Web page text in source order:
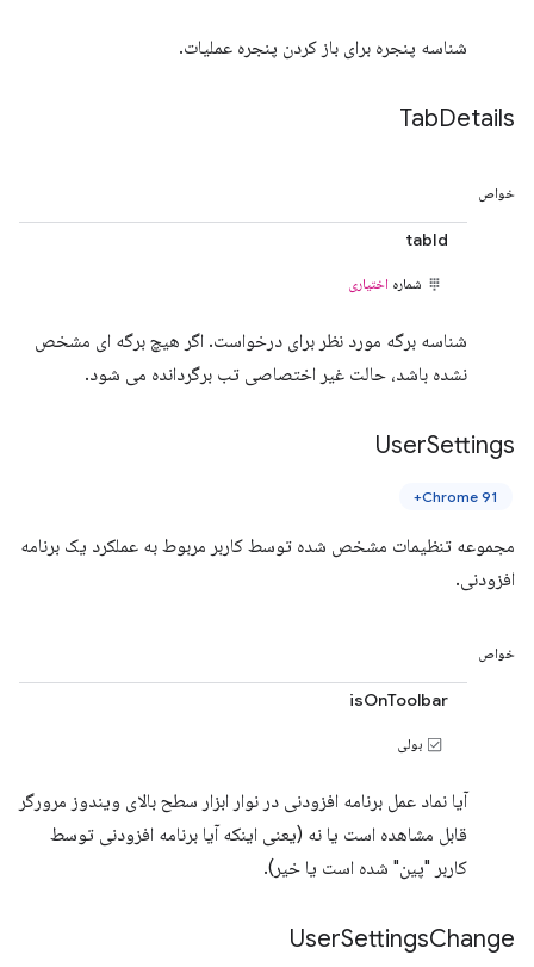
شناسه پنجره برای باز کردن پنجره عملیات.
TabDetails
خواص
tabId
شماره اختیاری
شناسه برگه مورد نظر برای درخواست. اگر هیچ برگه ای مشخص
نشده باشد، حالت غیر اختصاصی تب برگردانده می شود.
UserSettings
Chrome 91+
مجموعه تنظیمات مشخص شده توسط کاربر مربوط به عملکرد یک برنامه
افزودنی.
خواص
isOnToolbar
بولی
آیا نماد عمل برنامه افزودنی در نوار ابزار سطح بالای ویندوز مرورگر
قابل مشاهده است یا نه (یعنی اینکه آیا برنامه افزودنی توسط
کاربر "پین" شده است یا خیر).
UserSettingsChange